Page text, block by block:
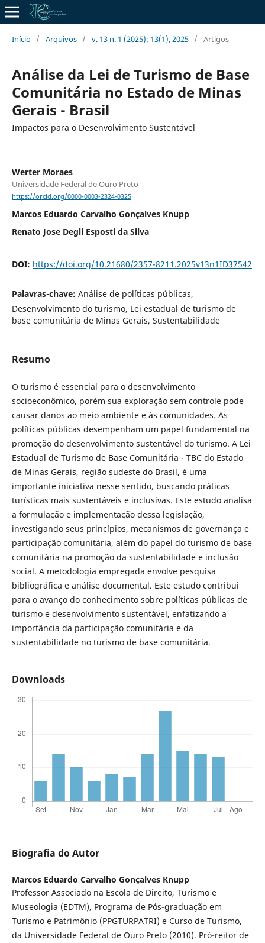
Início / Arquivos / v. 13 n. 1 (2025): 13(1), 2025 / Artigos
Análise da Lei de Turismo de Base
Comunitária no Estado de Minas
Gerais - Brasil
Impactos para o Desenvolvimento Sustentável
Werter Moraes
Universidade Federal de Ouro Preto
https://orcid.org/0000-0003-2324-0325
Marcos Eduardo Carvalho Gonçalves Knupp
Renato Jose Degli Esposti da Silva
DOI: https://doi.org/10.21680/2357-8211.2025v13n1ID37542
Palavras-chave: Análise de políticas públicas,
Desenvolvimento do turismo, Lei estadual de turismo de
base comunitária de Minas Gerais, Sustentabilidade
Resumo
O turismo é essencial para o desenvolvimento
socioeconômico, porém sua exploração sem controle pode
causar danos ao meio ambiente e às comunidades. As
políticas públicas desempenham um papel fundamental na
promoção do desenvolvimento sustentável do turismo. A Lei
Estadual de Turismo de Base Comunitária - TBC do Estado
de Minas Gerais, região sudeste do Brasil, é uma
importante iniciativa nesse sentido, buscando práticas
turísticas mais sustentáveis e inclusivas. Este estudo analisa
a formulação e implementação dessa legislação,
investigando seus princípios, mecanismos de governança e
participação comunitária, além do papel do turismo de base
comunitária na promoção da sustentabilidade e inclusão
social. A metodologia empregada envolve pesquisa
bibliográfica e análise documental. Este estudo contribui
para o avanço do conhecimento sobre políticas públicas de
turismo e desenvolvimento sustentável, enfatizando a
importância da participação comunitária e da
sustentabilidade no turismo de base comunitária.
Downloads
Biografia do Autor
Marcos Eduardo Carvalho Gonçalves Knupp
Professor Associado na Escola de Direito, Turismo e
Museologia (EDTM), Programa de Pós-graduação em
Turismo e Patrimônio (PPGTURPATRI) e Curso de Turismo,
da Universidade Federal de Ouro Preto (2010). Pró-reitor de